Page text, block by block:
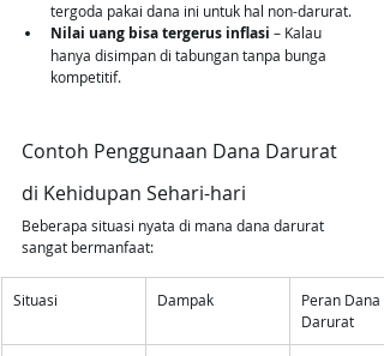
tergoda pakai dana ini untuk hal non-darurat.
Nilai uang bisa tergerus inflasi – Kalau
hanya disimpan di tabungan tanpa bunga
kompetitif.
Contoh Penggunaan Dana Darurat
di Kehidupan Sehari-hari
Beberapa situasi nyata di mana dana darurat
sangat bermanfaat:
Situasi Dampak
Peran Dana
Darurat